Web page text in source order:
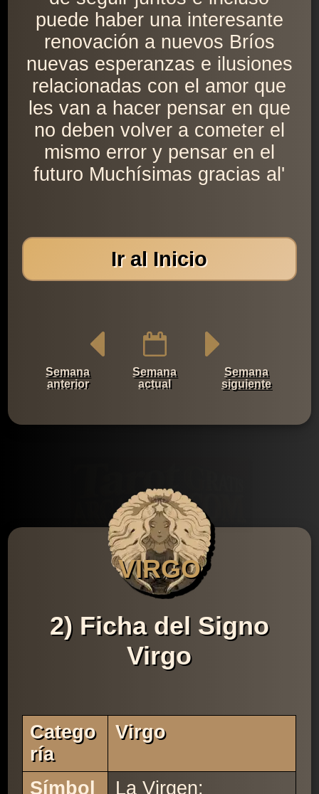
puede haber una interesante
renovación a nuevos Bríos
nuevas esperanzas e ilusiones
relacionadas con el amor que
les van a hacer pensar en que
no deben volver a cometer el
mismo error y pensar en el
futuro Muchísimas gracias al'
Ir al Inicio
Semana
anterior
Semana
actual
Semana
siguiente
VIRGO
2) Ficha del Signo
Virgo
Catego
Ría
Virgo
Símbol La Virgen: